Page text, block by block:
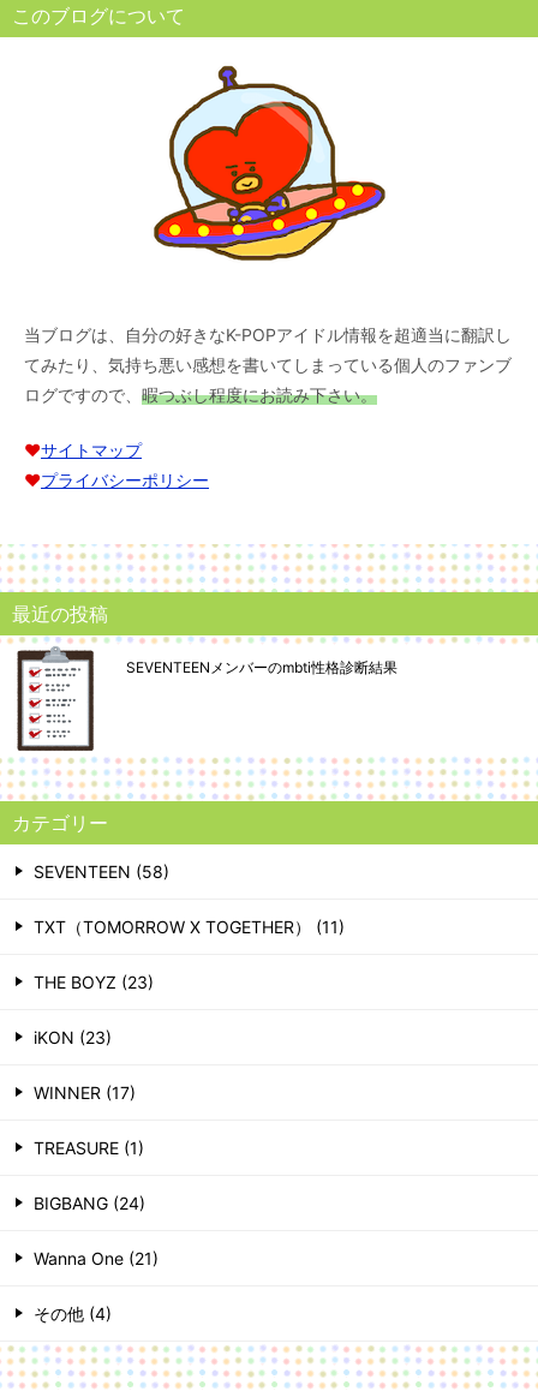
ョ
このブログについて
当ブログは、自分の好きなK-POPアイドル情報を超適当に翻訳し
てみたり、気持ち悪い感想を書いてしまっている個人のファンブ
ログですので、 暇つぶし程度にお読み下さい。
♥︎サイトマップ
♥︎プライバシーポリシー
最近の投稿
SEVENTEENメンバーのmbti性格診断結果
カテゴリー
SEVENTEEN (58)
TXT（TOMORROW X TOGETHER） (11)
THE BOYZ (23)
iKON (23)
WINNER (17)
TREASURE (1)
BIGBANG (24)
Wanna One (21)
その他 (4)